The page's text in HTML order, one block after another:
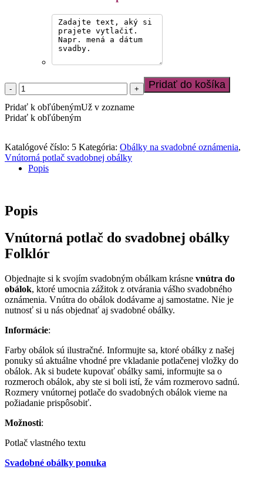
množstvo
Vnútorná
potlač
do
Folklór
Pridať do košíka
Pridať k obľúbenýmUž v zozname
Pridať k obľúbeným
Katalógové číslo: 5 Kategória: Obálky na svadobné oznámenia,
Vnútorná potlač svadobnej obálky
Popis
Popis
Vnútorná potlač do svadobnej obálky
Folklór
Objednajte si k svojím svadobným obálkam krásne vnútra do
obálok, ktoré umocnia zážitok z otvárania vášho svadobného
oznámenia. Vnútra do obálok dodávame aj samostatne. Nie je
nutnosť si u nás objednať aj svadobné obálky.
Informácie:
Farby obálok sú ilustračné. Informujte sa, ktoré obálky z našej
ponuky sú aktuálne vhodné pre vkladanie potlačenej vložky do
obálok. Ak si budete kupovať obálky sami, informujte sa o
rozmeroch obálok, aby ste si boli istí, že vám rozmerovo sadnú.
Rozmery vnútornej potlače do svadobných obálok vieme na
požiadanie prispôsobiť.
Možnosti:
Potlač vlastného textu
Svadobné obálky ponuka